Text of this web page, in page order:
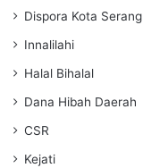
Dispora Kota Serang
Innalilahi
Halal Bihalal
Dana Hibah Daerah
CSR
Kejati